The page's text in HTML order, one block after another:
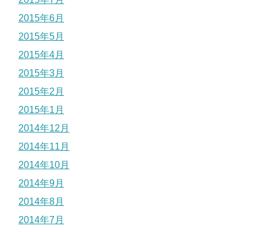
2015年6月
2015年5月
2015年4月
2015年3月
2015年2月
2015年1月
2014年12月
2014年11月
2014年10月
2014年9月
2014年8月
2014年7月